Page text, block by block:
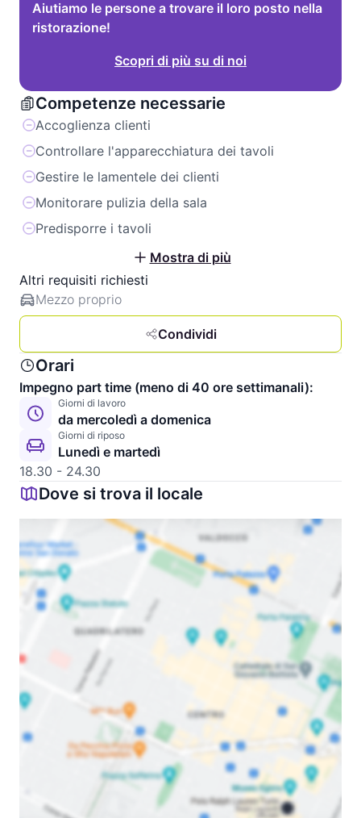
Aiutiamo le persone a trovare il loro posto nella
ristorazione!
Scopri di più su di noi
Competenze necessarie
Accoglienza clienti
Controllare l'apparecchiatura dei tavoli
Gestire le lamentele dei clienti
Monitorare pulizia della sala
Predisporre i tavoli
Mostra di più
Altri requisiti richiesti
Mezzo proprio
Condividi
Orari
Impegno part time (meno di 40 ore settimanali):
Giorni di lavoro
da mercoledì a domenica
Giorni di riposo
Lunedì e martedì
18.30 - 24.30
Dove si trova il locale